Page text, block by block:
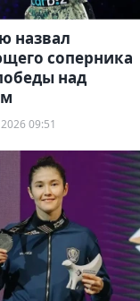
назвал
соперника
над
09:51